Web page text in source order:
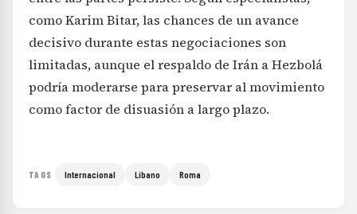
como Karim Bitar, las chances de un avance
decisivo durante estas negociaciones son
limitadas, aunque el respaldo de Irán a Hezbolá
podría moderarse para preservar al movimiento
como factor de disuasión a largo plazo.
TAGS Internacional Líbano Roma